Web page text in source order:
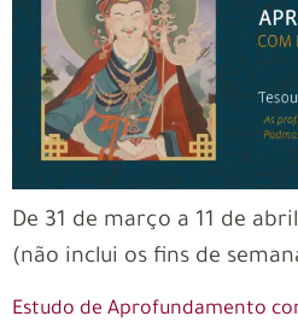
De 31 de março a 11 de
(não inclui os fins de
Estudo de Aprofundamento